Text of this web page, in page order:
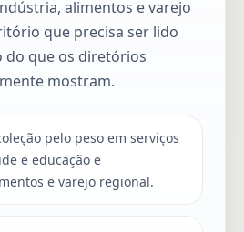
alimentos e varejo
que precisa ser lido
do que os diretórios
mostram.
pelo peso em serviços
e educação e
e varejo regional.